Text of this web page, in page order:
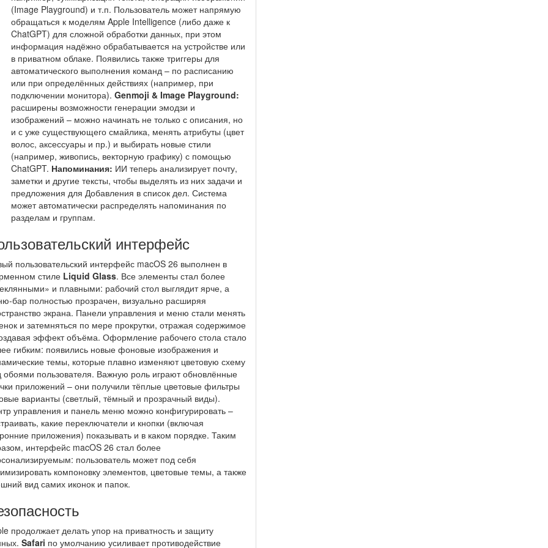
(Image Playground) и т.п. Пользователь может напрямую
обращаться к моделям Apple Intelligence (либо даже к
ChatGPT) для сложной обработки данных, при этом
информация надёжно обрабатывается на устройстве или
в приватном облаке. Появились также триггеры для
автоматического выполнения команд – по расписанию
или при определённых действиях (например, при
подключении монитора). Genmoji & Image Playground:
расширены возможности генерации эмодзи и
изображений – можно начинать не только с описания, но
и с уже существующего смайлика, менять атрибуты (цвет
волос, аксессуары и пр.) и выбирать новые стили
(например, живопись, векторную графику) с помощью
ChatGPT. Напоминания: ИИ теперь анализирует почту,
заметки и другие тексты, чтобы выделять из них задачи и
предложения для Добавления в список дел. Система
может автоматически распределять напоминания по
разделам и группам.
интерфейс
пользовательский интерфейс macOS 26 выполнен в
стиле Liquid Glass. Все элементы стал более
и плавными: рабочий стол выглядит ярче, а
бар полностью прозрачен, визуально расширяя
экрана. Панели управления и меню стали менять
и затемняться по мере прокрутки, отражая содержимое
эффект объёма. Оформление рабочего стола стало
гибким: появились новые фоновые изображения и
темы, которые плавно изменяют цветовую схему
обоями пользователя. Важную роль играют обновлённые
приложений – они получили тёплые цветовые фильтры
варианты (светлый, тёмный и прозрачный виды).
управления и панель меню можно конфигурировать –
какие переключатели и кнопки (включая
приложения) показывать и в каком порядке. Таким
интерфейс macOS 26 стал более
пользователь может под себя
компоновку элементов, цветовые темы, а также
вид самих иконок и папок.
продолжает делать упор на приватность и защиту
Safari по умолчанию усиливает противодействие